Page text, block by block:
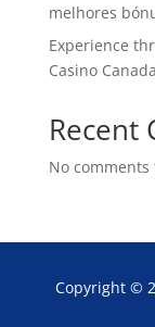
melhores
Experience
Casino
Recent
No comments
Copyright ©